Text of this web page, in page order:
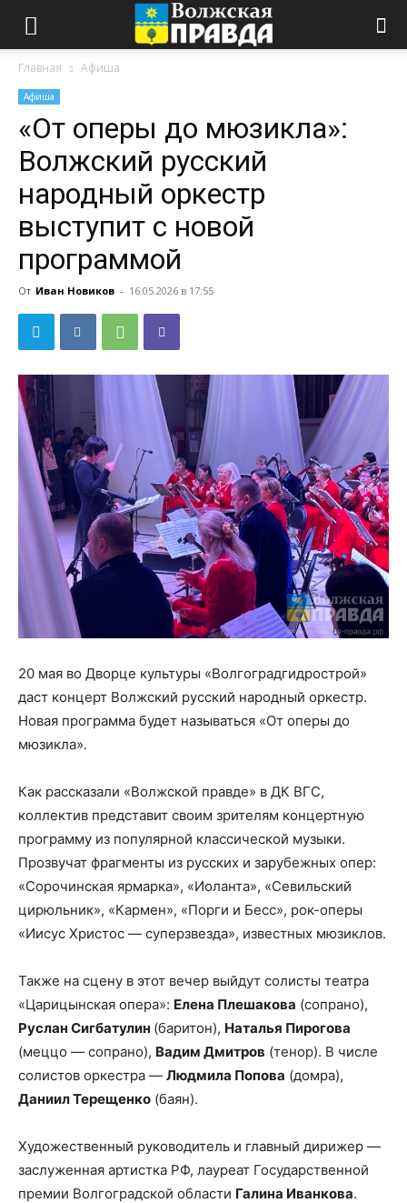
Главная Афиша
Афиша
«От оперы до мюзикла»:
Волжский русский
народный оркестр
выступит с новой
программой
От Иван Новиков - 16.05.2026 в 17:55
20 мая во Дворце культуры «Волгоградгидрострой»
даст концерт Волжский русский народный оркестр.
Новая программа будет называться «От оперы до
мюзикла».
Как рассказали «Волжской правде» в ДК ВГС,
коллектив представит своим зрителям концертную
программу из популярной классической музыки.
Прозвучат фрагменты из русских и зарубежных опер:
«Сорочинская ярмарка», «Иоланта», «Севильский
цирюльник», «Кармен», «Порги и Бесс», рок-оперы
«Иисус Христос — суперзвезда», известных мюзиклов.
Также на сцену в этот вечер выйдут солисты театра
«Царицынская опера»: Елена Плешакова (сопрано),
Руслан Сигбатулин (баритон), Наталья Пирогова
(меццо — сопрано), Вадим Дмитров (тенор). В числе
солистов оркестра — Людмила Попова (домра),
Даниил Терещенко (баян).
Художественный руководитель и главный дирижер —
заслуженная артистка РФ, лауреат Государственной
премии Волгоградской области Галина Иванкова.